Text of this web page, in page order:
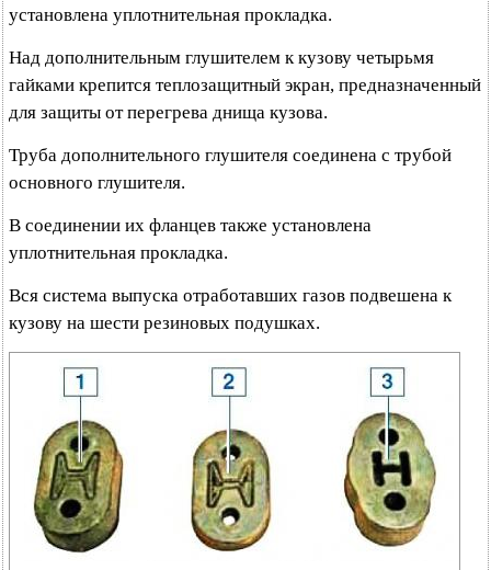
установлена уплотнительная прокладка.
Над дополнительным глушителем к кузову четырьмя
гайками крепится теплозащитный экран, предназначенный
для защиты от перегрева днища кузова.
Труба дополнительного глушителя соединена с трубой
основного глушителя.
В соединении их фланцев также установлена
уплотнительная прокладка.
Вся система выпуска отработавших газов подвешена к
кузову на шести резиновых подушках.